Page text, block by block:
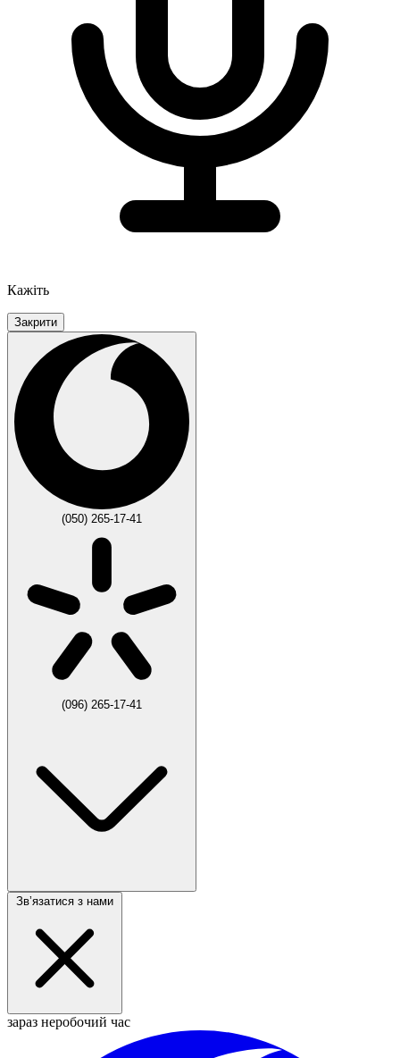
Кажіть
Закрити
(050) 265-17-41
(096) 265-17-41
Звʼязатися з нами
зараз неробочий час